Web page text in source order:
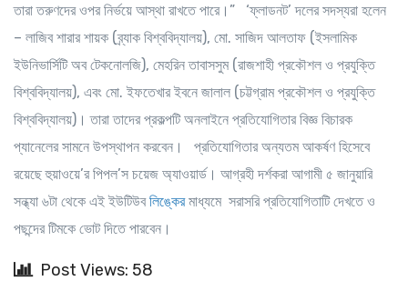
তারা তরুণদের ওপর নির্ভয়ে আস্থা রাখতে পারে।” ‘ফ্লাডনট’ দলের সদস্যরা হলেন
– লাজিব শারার শায়ক (ব্র্যাক বিশ্ববিদ্যালয়), মো. সাজিদ আলতাফ (ইসলামিক
ইউনিভার্সিটি অব টেকনোলজি), মেহরিন তাবাসসুম (রাজশাহী প্রকৌশল ও প্রযুক্তি
বিশ্ববিদ্যালয়), এবং মো. ইফতেখার ইবনে জালাল (চট্টগ্রাম প্রকৌশল ও প্রযুক্তি
বিশ্ববিদ্যালয়)। তারা তাদের প্রকল্পটি অনলাইনে প্রতিযোগিতার বিজ্ঞ বিচারক
প্যানেলের সামনে উপস্থাপন করবেন। প্রতিযোগিতার অন্যতম আকর্ষণ হিসেবে
রয়েছে হুয়াওয়ে’র পিপল’স চয়েজ অ্যাওয়ার্ড। আগ্রহী দর্শকরা আগামী ৫ জানুয়ারি
সন্ধ্যা ৬টা থেকে এই ইউটিউবলিঙ্কেরমাধ্যমে সরাসরি প্রতিযোগিতাটি দেখতে ও
পছন্দের টিমকে ভোট দিতে পারবেন।
Post Views: 58